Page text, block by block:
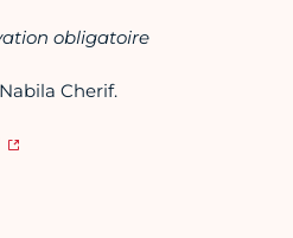
obligatoire
Cherif.